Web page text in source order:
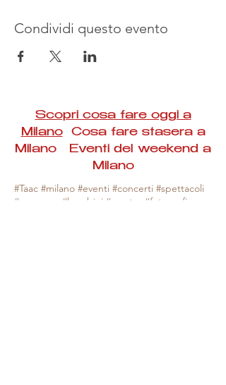
Condividi questo evento
Scopri cosa fare oggi a
MilanoCosa fare stasera a
Milano Eventi del weekend a
Milano
#Taac #milano #eventi #concerti #spettacoli
#rassegne #bambini #mostre #fotografia